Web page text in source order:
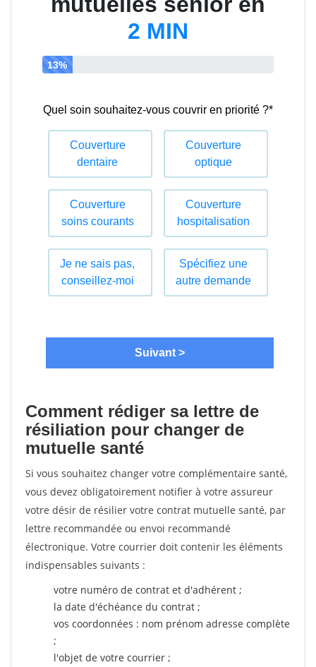
Comment rédiger sa lettre de
résiliation pour changer de
mutuelle santé
Si vous souhaitez changer votre complémentaire santé,
vous devez obligatoirement notifier à votre assureur
votre désir de résilier votre contrat mutuelle santé, par
lettre recommandée ou envoi recommandé
électronique. Votre courrier doit contenir les éléments
indispensables suivants :
votre numéro de contrat et d'adhérent ;
la date d'échéance du contrat ;
vos coordonnées : nom prénom adresse complète
;
l'objet de votre courrier ;